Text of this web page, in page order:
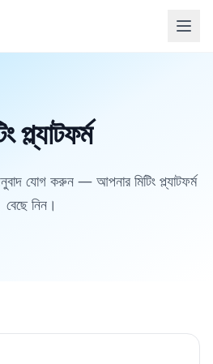
প্ল্যাটফর্ম
যোগ করুন — আপনার মিটিং প্ল্যাটফর্ম
বেছে নিন।